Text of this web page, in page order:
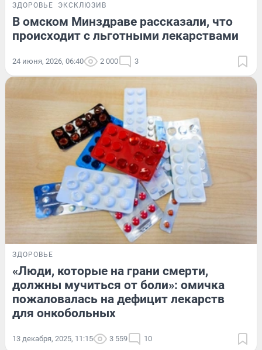
ЗДОРОВЬЕ ЭКСКЛЮЗИВ
В омском Минздраве рассказали, что
происходит с льготными лекарствами
24 июня, 2026, 06:40 2 000 3
ЗДОРОВЬЕ
«Люди, которые на грани смерти,
должны мучиться от боли»: омичка
пожаловалась на дефицит лекарств
для онкобольных
13 декабря, 2025, 11:15 3 559 10